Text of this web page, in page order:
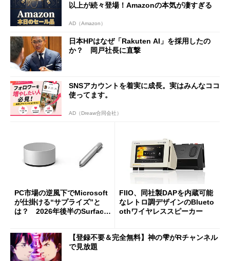
以上が続々登場！Amazonの本気が凄すぎる
AD（Amazon）
日本HPはなぜ「Rakuten AI」を採用したの
か？ 岡戸社長に直撃
SNSアカウントを着実に成長。実はみんなココ
使ってます。
AD（Dreaw合同会社）
PC市場の逆風下でMicrosoft
が仕掛ける“サプライズ”と
は？ 2026年後半のSurface
FIIO、同社製DAPを内蔵可能
なレトロ調デザインのBlueto
othワイヤレススピーカー
【登録不要＆完全無料】神の雫がRチャンネル
で見放題